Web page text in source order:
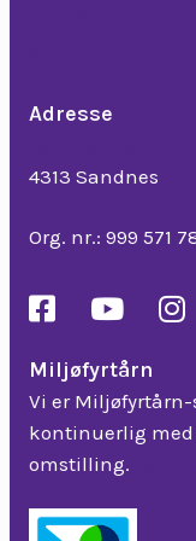
Adresse
4313 Sandnes
Org. nr.: 999 571
Miljøfyrtårn
Vi er
kontinuerlig
omstilling.